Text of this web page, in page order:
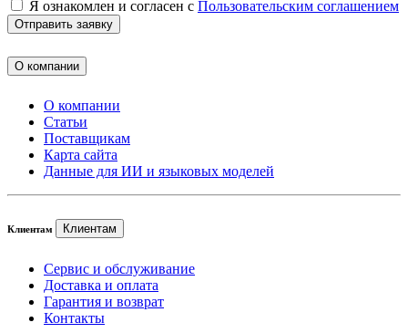
Я ознакомлен и согласен с Пользовательским соглашением
Отправить заявку
О компании
О компании
Статьи
Поставщикам
Карта сайта
Данные для ИИ и языковых моделей
Клиентам Клиентам
Сервис и обслуживание
Доставка и оплата
Гарантия и возврат
Контакты